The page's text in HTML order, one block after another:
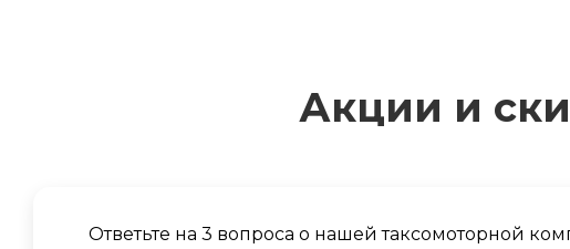
Акции и
Ответьте на 3 вопроса о нашей таксомоторной